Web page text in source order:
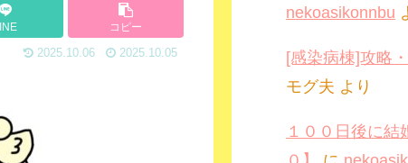
コピー
2025.10.06 2025.10.05
nekoasikonnbu
[感染病棟]攻略
モグ夫 より
１００日後に結